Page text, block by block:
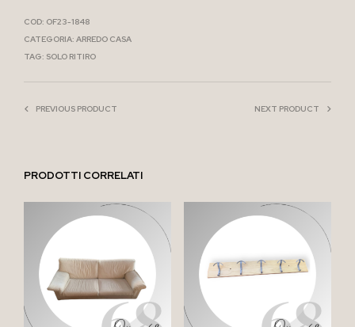
COD: OF23-1848
CATEGORIA: ARREDO CASA
TAG: SOLO RITIRO
PREVIOUS PRODUCT NEXT PRODUCT
PRODOTTI CORRELATI